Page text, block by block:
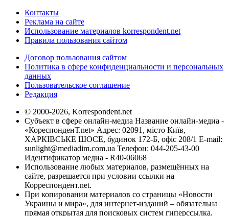
Контакты
Реклама на сайте
Использование материалов korrespondent.net
Правила пользования сайтом
Договор пользования сайтом
Политика в сфере конфиденциальности и персональных
данных
Пользовательское соглашение
Редакция
© 2000-2026, Korrespondent.net
Субъект в сфере онлайн-медиа Название онлайн-медиа -
«КореспонденТ.net» Адрес: 02091, місто Київ,
ХАРКІВСЬКЕ ШОСЕ, будинок 172-Б, офіс 208/1 E-mail:
sunlight@mediadim.com.ua Телефон: 044-205-43-00
Идентификатор медиа - R40-06068
Использование любых материалов, размещённых на
сайте, разрешается при условии ссылки на
Корреспондент.net.
При копировании материалов со страницы «Новости
Украины и мира», для интернет-изданий – обязательна
прямая открытая для поисковых систем гиперссылка.